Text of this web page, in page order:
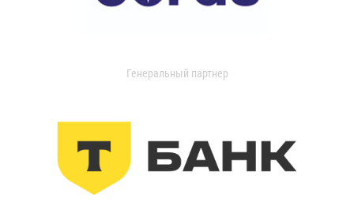
Генеральный партнер